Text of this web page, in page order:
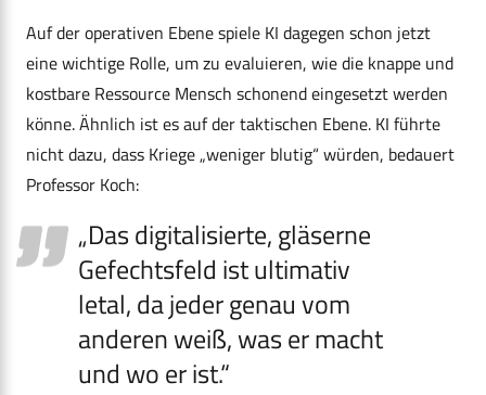
Auf der operativen Ebene spiele KI dagegen schon jetzt
eine wichtige Rolle, um zu evaluieren, wie die knappe und
kostbare Ressource Mensch schonend eingesetzt werden
könne. Ähnlich ist es auf der taktischen Ebene. KI führte
nicht dazu, dass Kriege „weniger blutig“ würden, bedauert
Professor Koch:
„Das digitalisierte, gläserne
Gefechtsfeld ist ultimativ
letal, da jeder genau vom
anderen weiß, was er macht
und wo er ist.“